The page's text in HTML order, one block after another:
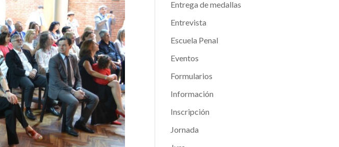
Entrega de medallas
Entrevista
Escuela Penal
Eventos
Formularios
Información
Inscripción
Jornada